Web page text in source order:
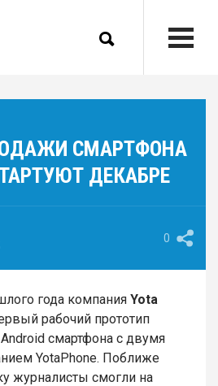
СМАРТФОНА
ДЕКАБРЕ
0
года компания Yota
рабочий прототип
смартфона с двумя
YotaPhone. Поближе
журналисты смогли на